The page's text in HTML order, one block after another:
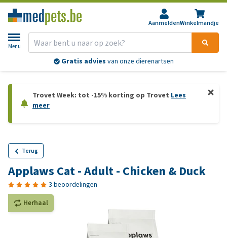
AanmeldenWinkelmandje
Menu
Gratis advies van onze dierenartsen
Trovet Week: tot -15% korting op Trovet Lees
meer
Terug
Applaws Cat - Adult - Chicken & Duck
3 beoordelingen
Herhaal